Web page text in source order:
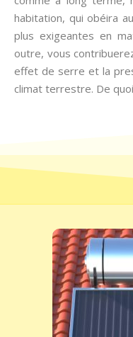
habitation, qui obéira
plus exigeantes en
outre, vous
effet de serre et la
climat terrestre. De